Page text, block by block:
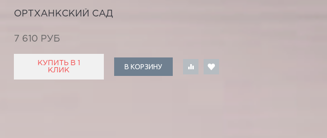
ОРТХАНКСКИЙ САД
7 610 РУБ
КУПИТЬ В 1
КЛИК
В КОРЗИНУ